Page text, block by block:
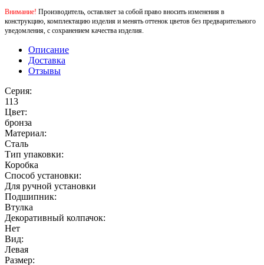
Внимание! Производитель, оставляет за собой право вносить изменения в
конструкцию, комплектацию изделия и менять оттенок цветов без предварительного
уведомления, с сохранением качества изделия.
Описание
Доставка
Отзывы
Серия:
113
Цвет:
бронза
Материал:
Сталь
Тип упаковки:
Коробка
Способ установки:
Для ручной установки
Подшипник:
Втулка
Декоративный колпачок:
Нет
Вид:
Левая
Размер: